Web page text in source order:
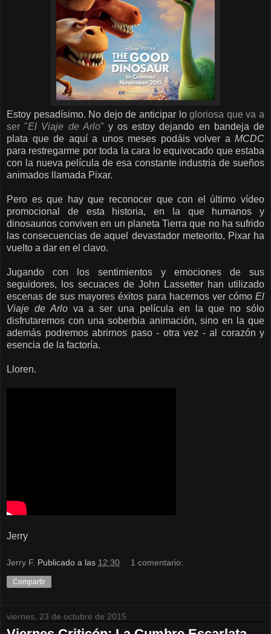
Estoy pesadísimo. No dejo de anticipar logloriosa que va a
ser "El Viaje de Arlo" y os estoy dejando en bandeja de
plata que de aquí a unos meses podáis volver a MCDC
para restregarme por toda la cara lo equivocado que estaba
con la nueva película de esa constante industria de sueños
animados llamada Pixar.
Pero es que hay que reconocer que con el último vídeo
promocional de esta historia, en la que humanos y
dinosaurios conviven en un planeta Tierra que no ha sufrido
las consecuencias de aquel devastador meteorito, Pixar ha
vuelto a dar en el clavo.
Jugando con los sentimientos y emociones de sus
seguidores, los secuaces de John Lassetter han utilizado
escenas de sus mayores éxitos para hacernos ver cómo El
Viaje de Arlova a ser una película en la que no sólo
disfrutaremos con una soberbia animación, sino en la que
además podremos abrirnos paso - otra vez - al corazón y
esencia de la factoría.
Lloren.
Jerry
Jerry F. Publicado a las 12:30 1 comentario:
Compartir
viernes, 23 de octubre de 2015